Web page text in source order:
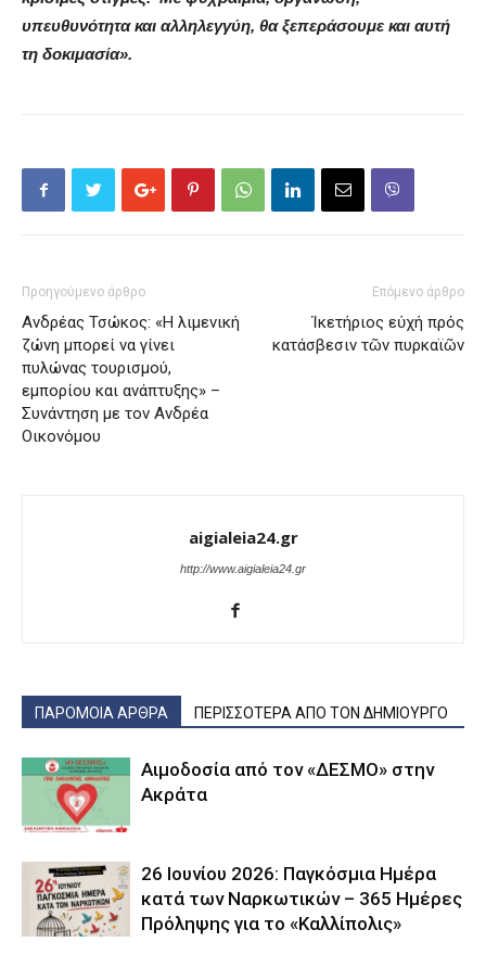
υπευθυνότητα και αλληλεγγύη, θα ξεπεράσουμε και αυτή
τη δοκιμασία».
Προηγούμενο άρθρο
Ανδρέας Τσώκος: «Η λιμενική
ζώνη μπορεί να γίνει
πυλώνας τουρισμού,
εμπορίου και ανάπτυξης» –
Συνάντηση με τον Ανδρέα
Οικονόμου
Επόμενο άρθρο
Ἱκετήριος εὐχή πρός
κατάσβεσιν τῶν πυρκαϊῶν
aigialeia24.gr
http://www.aigialeia24.gr
ΠΑΡΟΜΟΙΑ ΑΡΘΡΑ ΠΕΡΙΣΣΟΤΕΡΑ ΑΠΟ ΤΟΝ ΔΗΜΙΟΥΡΓΟ
Αιμοδοσία από τον «ΔΕΣΜΟ» στην
Ακράτα
26 Ιουνίου 2026: Παγκόσμια Ημέρα
κατά των Ναρκωτικών – 365 Ημέρες
Πρόληψης για το «Καλλίπολις»